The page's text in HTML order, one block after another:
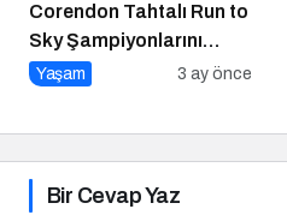
Corendon Tahtalı Run to
Sky Şampiyonlarını
Seçti
Yaşam 3 ay önce
Bir Cevap Yaz